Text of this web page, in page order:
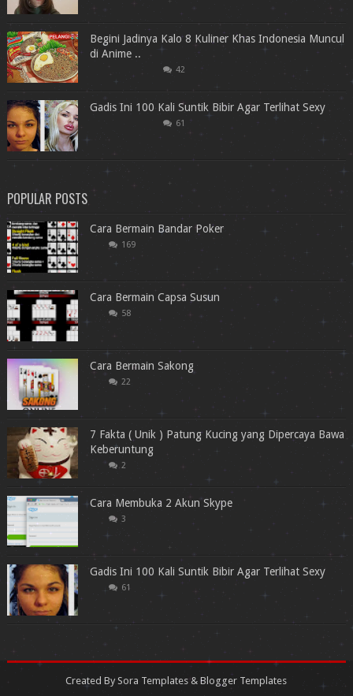
Begini Jadinya Kalo 8 Kuliner Khas Indonesia Muncul
di Anime ..
42
Gadis Ini 100 Kali Suntik Bibir Agar Terlihat Sexy
61
POPULAR POSTS
Cara Bermain Bandar Poker
169
Cara Bermain Capsa Susun
58
Cara Bermain Sakong
22
7 Fakta ( Unik ) Patung Kucing yang Dipercaya Bawa
Keberuntung
2
Cara Membuka 2 Akun Skype
3
Gadis Ini 100 Kali Suntik Bibir Agar Terlihat Sexy
61
Created By Sora Templates&Blogger Templates